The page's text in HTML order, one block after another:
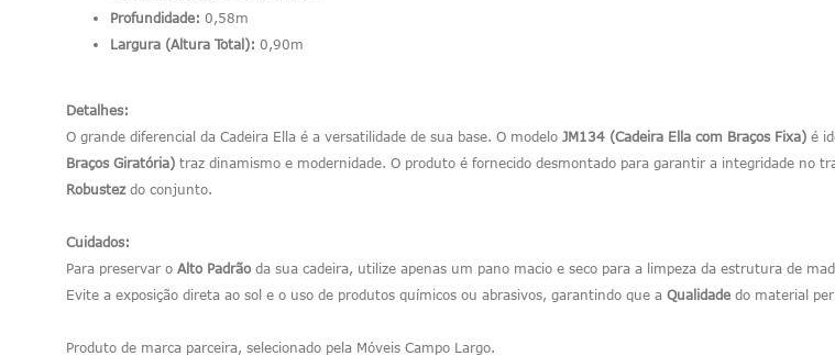
Profundidade: 0,58m
Largura (Altura Total): 0,90m
Detalhes:
O grande diferencial da Cadeira Ella é a versatilidade de sua base. O modelo JM134 (Cadeira Ella com Braços Fixa) é
Braços Giratória) traz dinamismo e modernidade. O produto é fornecido desmontado para garantir a integridade no
Robustezdo conjunto.
Cuidados:
Para preservar o Alto Padrão da sua cadeira, utilize apenas um pano macio e seco para a limpeza da estrutura de
Evite a exposição direta ao sol e o uso de produtos químicos ou abrasivos, garantindo que a Qualidade do material
Produto de marca parceira, selecionado pela Móveis Campo Largo.